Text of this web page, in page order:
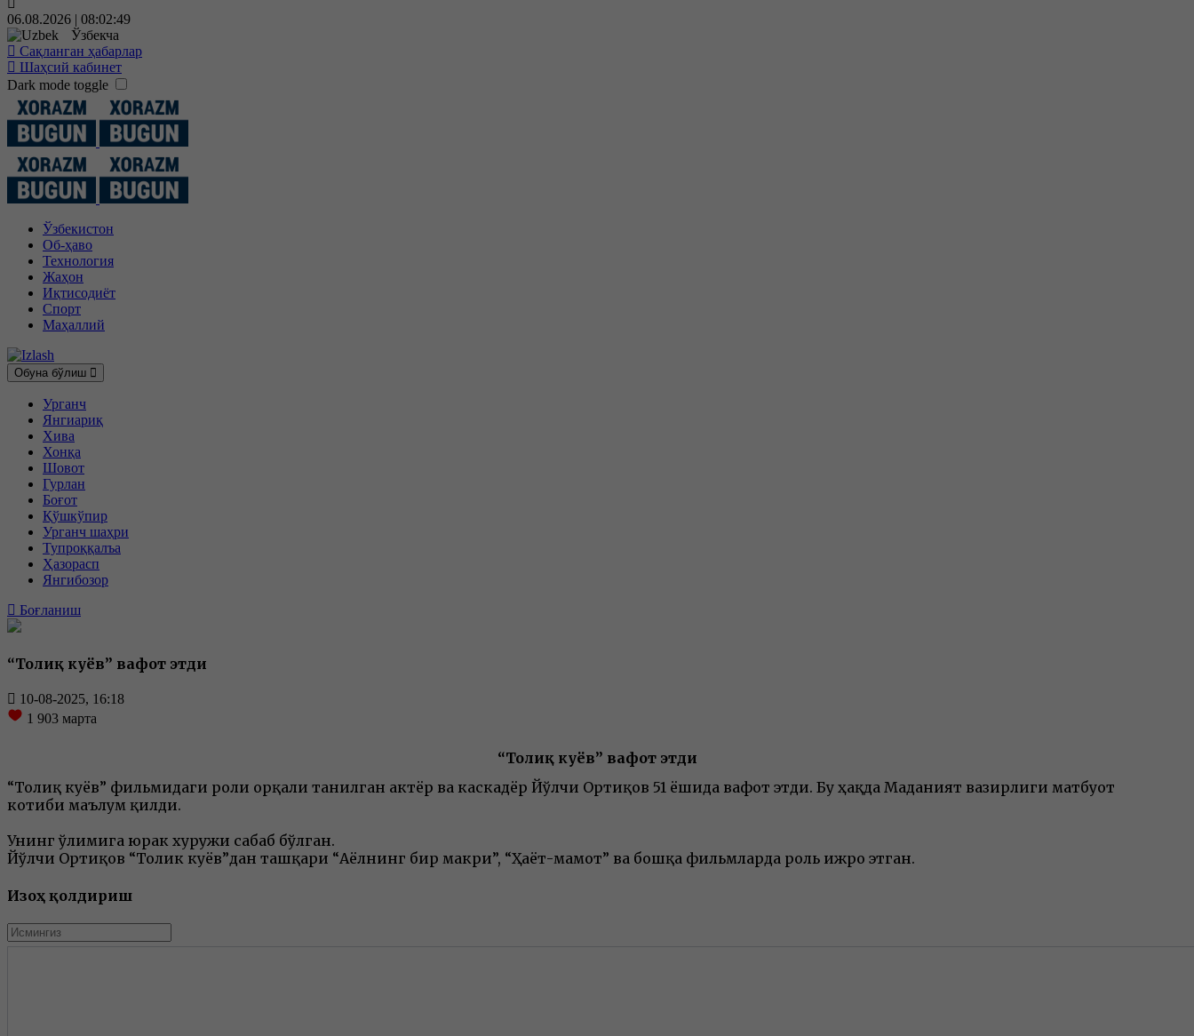
06.08.2026 | 08:02:50
Ўзбекча
Сақланган ҳабарлар
Шаҳсий кабинет
Dark mode toggle
Ўзбекистон
Об-ҳаво
Технология
Жаҳон
Иқтисодиёт
Спорт
Маҳаллий
Обуна бўлиш
Урганч
Янгиариқ
Хива
Хонқа
Шовот
Гурлан
Боғот
Қўшкўпир
Урганч шаҳри
Тупроққалъа
Ҳазорасп
Янгибозор
Боғланиш
“Тоғлиқ куёв” вафот этди
10-08-2025, 16:18
1 903 марта
“Тоғлиқ куёв” вафот этди
“Тоғлиқ куёв” фильмидаги роли орқали танилган актёр ва каскадёр Йўлчи Ортиқов 51 ёшида вафот этди. Бу ҳақда Маданият вазирлиги матбуот
котиби маълум қилди.
Унинг ўлимига юрак хуружи сабаб бўлган.
Йўлчи Ортиқов “Тоғлик куёв”дан ташқари “Аёлнинг бир макри”, “Ҳаёт-мамот” ва бошқа фильмларда роль ижро этган.
Изоҳ қолдириш